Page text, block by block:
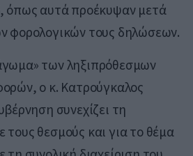
όπως αυτά προέκυψαν μετά
φορολογικών τους δηλώσεων.
των ληξιπρόθεσμων
ο κ. Κατρούγκαλος
συνεχίζει τη
θεσμούς και για το θέμα